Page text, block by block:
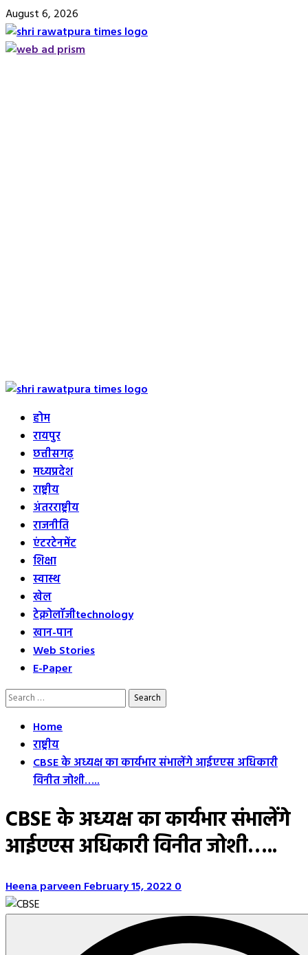
Skip
to
content
August 6, 2026
Primary
होम
रायपुर
छत्तीसगढ़
मध्यप्रदेश
राष्ट्रीय
अंतरराष्ट्रीय
राजनीति
एंटरटेनमेंट
शिक्षा
स्वास्थ
खेल
टेक्नोलॉजीtechnology
खान-पान
Web Stories
E-Paper
Search
Home
राष्ट्रीय
CBSE के अध्यक्ष का कार्यभार संभालेंगे आईएएस अधिकारी
विनीत जोशी…..
CBSE के अध्यक्ष का कार्यभार संभालेंगे
आईएएस अधिकारी विनीत जोशी…..
Heena parveenFebruary 15, 20220